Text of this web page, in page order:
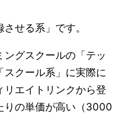
せる系」です。
グスクールの「テッ
スクール系」に実際に
リエイトリンクから登
りの単価が高い（3000